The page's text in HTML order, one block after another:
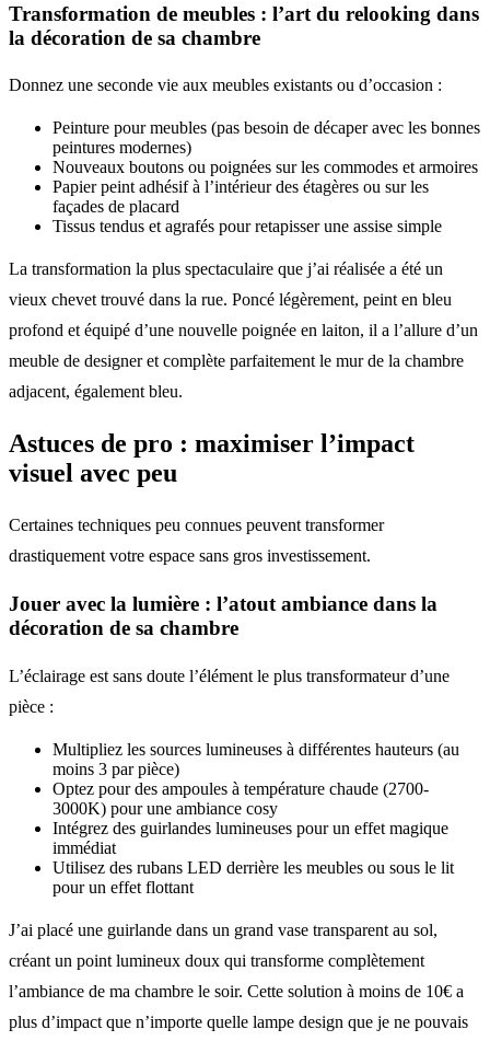
Transformation de meubles : l’art du relooking dans
la décoration de sa chambre
Donnez une seconde vie aux meubles existants ou d’occasion :
Peinture pour meubles (pas besoin de décaper avec les bonnes
peintures modernes)
Nouveaux boutons ou poignées sur les commodes et armoires
Papier peint adhésif à l’intérieur des étagères ou sur les
façades de placard
Tissus tendus et agrafés pour retapisser une assise simple
La transformation la plus spectaculaire que j’ai réalisée a été un
vieux chevet trouvé dans la rue. Poncé légèrement, peint en bleu
profond et équipé d’une nouvelle poignée en laiton, il a l’allure d’un
meuble de designer et complète parfaitement le mur de la chambre
adjacent, également bleu.
Astuces de pro : maximiser l’impact
visuel avec peu
Certaines techniques peu connues peuvent transformer
drastiquement votre espace sans gros investissement.
Jouer avec la lumière : l’atout ambiance dans la
décoration de sa chambre
L’éclairage est sans doute l’élément le plus transformateur d’une
pièce :
Multipliez les sources lumineuses à différentes hauteurs (au
moins 3 par pièce)
Optez pour des ampoules à température chaude (2700-
3000K) pour une ambiance cosy
Intégrez des guirlandes lumineuses pour un effet magique
immédiat
Utilisez des rubans LED derrière les meubles ou sous le lit
pour un effet flottant
J’ai placé une guirlande dans un grand vase transparent au sol,
créant un point lumineux doux qui transforme complètement
l’ambiance de ma chambre le soir. Cette solution à moins de 10€ a
plus d’impact que n’importe quelle lampe design que je ne pouvais